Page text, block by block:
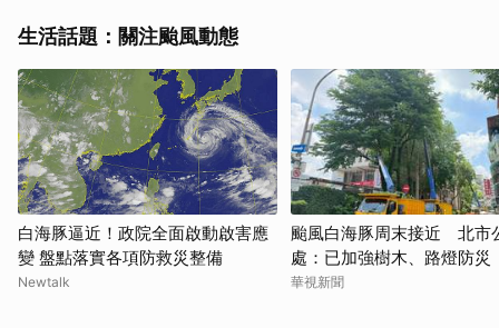
生活話題：關注颱風動態
白海豚逼近！政院全面啟動啟害應
變 盤點落實各項防救災整備
Newtalk
颱風白海豚周末接近 北市
處：已加強樹木、路燈防災
華視新聞